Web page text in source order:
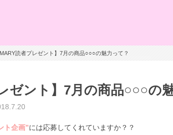
読者プレゼント】7月の商品○○○の魅力って？
ゼント】7月の商品○○○の
ト企画”には応募してくれていますか？？